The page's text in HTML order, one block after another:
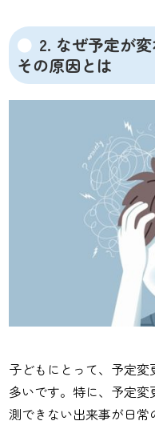
2. なぜ予定が
その原因とは
子どもにとって、予定
多いです。特に、予定
測できない出来事が日常